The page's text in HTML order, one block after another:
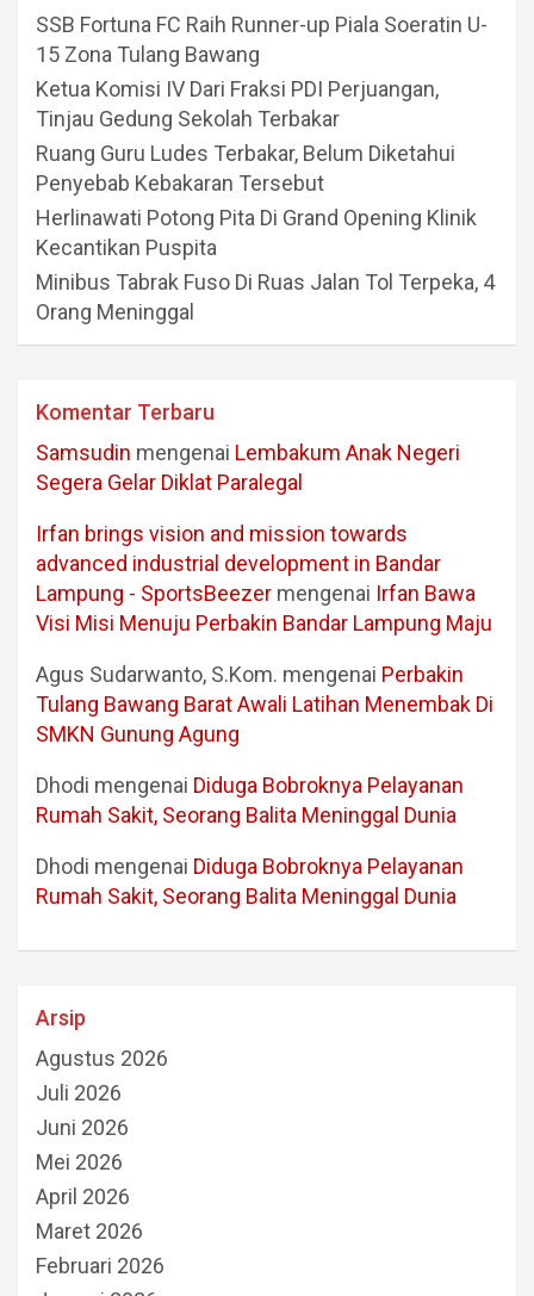
SSB Fortuna FC Raih Runner-up Piala Soeratin U-
15 Zona Tulang Bawang
Ketua Komisi IV Dari Fraksi PDI Perjuangan,
Tinjau Gedung Sekolah Terbakar
Ruang Guru Ludes Terbakar, Belum Diketahui
Penyebab Kebakaran Tersebut
Herlinawati Potong Pita Di Grand Opening Klinik
Kecantikan Puspita
Minibus Tabrak Fuso Di Ruas Jalan Tol Terpeka, 4
Orang Meninggal
Komentar Terbaru
Samsudin mengenai Lembakum Anak Negeri
Segera Gelar Diklat Paralegal
Irfan brings vision and mission towards
advanced industrial development in Bandar
Lampung - SportsBeezer mengenai Irfan Bawa
Visi Misi Menuju Perbakin Bandar Lampung Maju
Agus Sudarwanto, S.Kom. mengenai Perbakin
Tulang Bawang Barat Awali Latihan Menembak Di
SMKN Gunung Agung
Dhodi mengenai Diduga Bobroknya Pelayanan
Rumah Sakit, Seorang Balita Meninggal Dunia
Dhodi mengenai Diduga Bobroknya Pelayanan
Rumah Sakit, Seorang Balita Meninggal Dunia
Arsip
Agustus 2026
Juli 2026
Juni 2026
Mei 2026
April 2026
Maret 2026
Februari 2026